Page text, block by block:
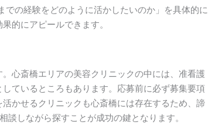
の経験をどのように活かしたいのか」を具体的に
的にアピールできます。
心斎橋エリアの美容クリニックの中には、准看護
ているところもあります。応募前に必ず募集要項
かせるクリニックも心斎橋には存在するため、諦
しながら探すことが成功の鍵となります。